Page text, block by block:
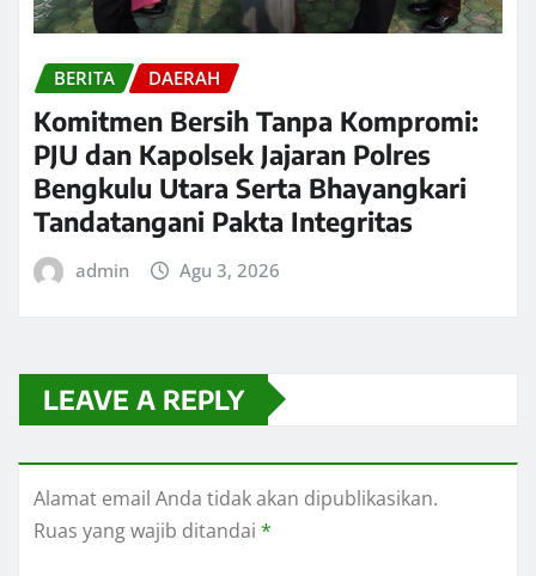
BERITA DAERAH
Komitmen Bersih Tanpa Kompromi:
PJU dan Kapolsek Jajaran Polres
Bengkulu Utara Serta Bhayangkari
Tandatangani Pakta Integritas
admin Agu 3, 2026
LEAVE A REPLY
Alamat email Anda tidak akan dipublikasikan.
Ruas yang wajib ditandai *